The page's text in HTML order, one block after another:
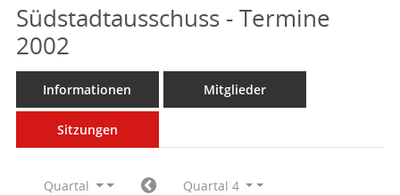
Südstadtausschuss - Termine
2002
Informationen Mitglieder
Sitzungen
Quartal
Quartal 4